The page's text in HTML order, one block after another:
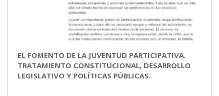
EL FOMENTO DE LA JUVENTUD PARTICIPATIVA.
TRATAMIENTO CONSTITUCIONAL, DESARROLLO
LEGISLATIVO Y POLÍTICAS PÚBLICAS.